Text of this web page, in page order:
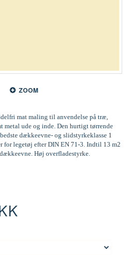
ZOOM
mat maling til anvendelse på træ,
metal ude og inde. Den hurtigt tørrende
dækkeevne- og slidstyrkeklasse 1
for legetøj efter DIN EN 71-3. Indtil 13 m2
Høj overfladestyrke.